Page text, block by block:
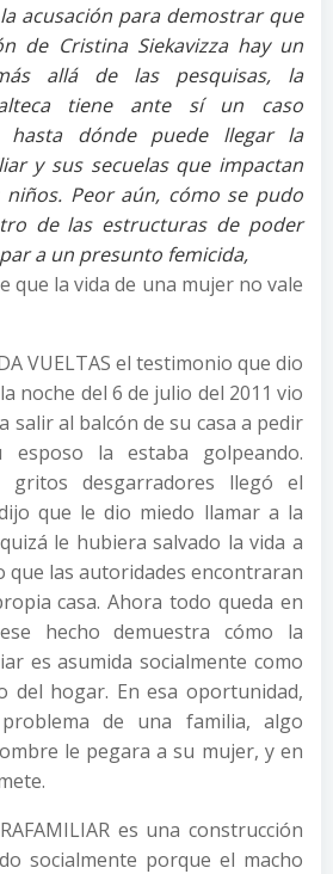
acusación para demostrar que
de Cristina Siekavizza hay un
allá de las pesquisas, la
tiene ante sí un caso
hasta dónde puede llegar la
y sus secuelas que impactan
Peor aún, cómo se pudo
de las estructuras de poder
a un presunto femicida,
que la vida de una mujer no vale
VUELTAS el testimonio que dio
noche del 6 de julio del 2011 vio
salir al balcón de su casa a pedir
la estaba golpeando.
gritos desgarradores llegó el
que le dio miedo llamar a la
le hubiera salvado la vida a
que las autoridades encontraran
casa. Ahora todo queda en
hecho demuestra cómo la
es asumida socialmente como
del hogar. En esa oportunidad,
de una familia, algo
le pegara a su mujer, y en
es una construcción
socialmente porque el macho